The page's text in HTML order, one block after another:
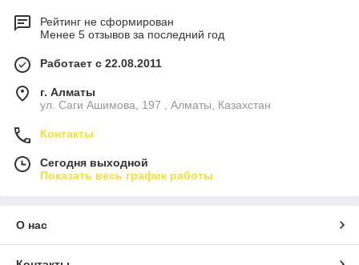
Рейтинг не сформирован
Менее 5 отзывов за последний год
Работает с 22.08.2011
г. Алматы
ул. Саги Ашимова, 197 , Алматы, Казахстан
Контакты
Сегодня выходной
Показать весь график работы
О нас